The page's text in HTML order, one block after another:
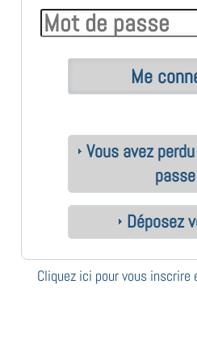
Vous avez
Déposez
Cliquez ici pour vous inscrire